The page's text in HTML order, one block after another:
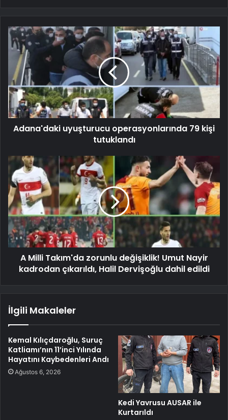
Adana'daki uyuşturucu operasyonlarında 79 kişi
tutuklandı
A Milli Takım'da zorunlu değişiklik! Umut Nayir
kadrodan çıkarıldı, Halil Dervişoğlu dahil edildi
İlgili Makaleler
Kemal Kılıçdaroğlu, Suruç
Katliamı’nın 11’inci Yılında
Hayatını Kaybedenleri Andı
Ağustos 6, 2026
Kedi Yavrusu AUSAR ile
Kurtarıldı